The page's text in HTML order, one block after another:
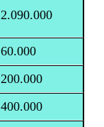
2.090.000
60.000
200.000
400.000